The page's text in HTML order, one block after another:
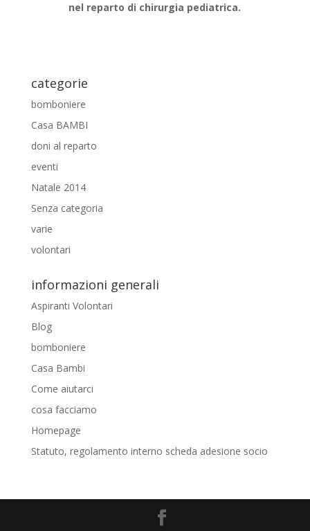
nel reparto di chirurgia pediatrica.
categorie
bomboniere
Casa BAMBI
doni al reparto
eventi
Natale 2014
Senza categoria
varie
volontari
informazioni generali
Aspiranti Volontari
Blog
bomboniere
Casa Bambi
Come aiutarci
cosa facciamo
Homepage
Statuto, regolamento interno scheda adesione socio